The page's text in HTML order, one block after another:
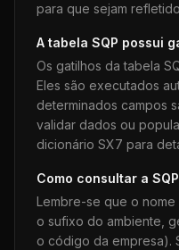
para que sejam
A tabela SQP possui
Os gatilhos da tabela
Eles são executados
determinados campos
validar dados ou
dicionário SX7 para
Como consultar a SQP
Lembre-se que o
o sufixo do ambiente,
o código da empresa).